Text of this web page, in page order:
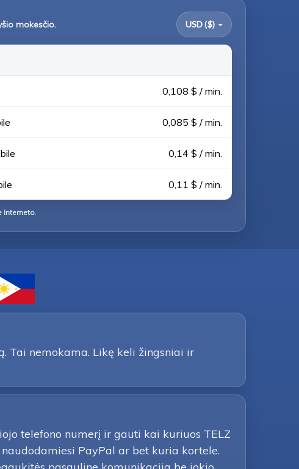
mokesčio. USD ($)
0,108 $ / min.
0,085 $ / min.
0,14 $ / min.
0,11 $ / min.
interneto.
Tai nemokama. Likę keli žingsniai ir
telefono numerį ir gauti kai kuriuos TELZ
PayPal ar bet kuria kortele.